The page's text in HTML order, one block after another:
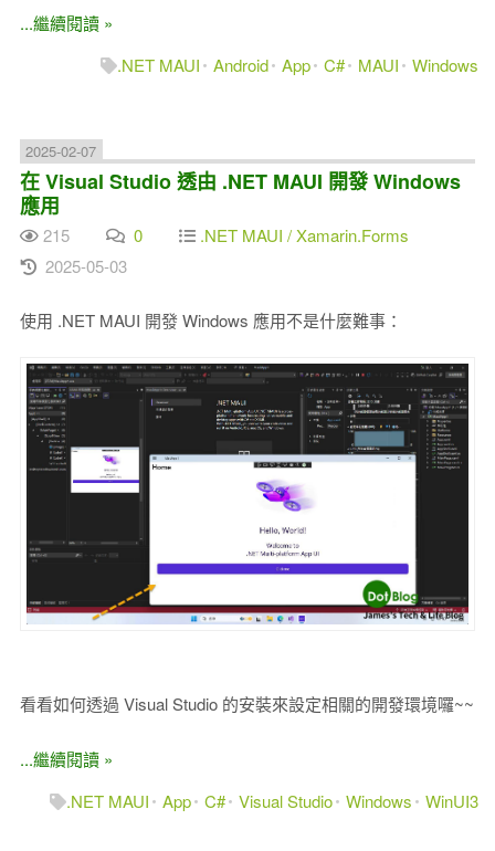
...繼續閱讀 »
.NET MAUI
Android App C# MAUI Windows
2025-02-07
在 Visual Studio 透由 .NET MAUI 開發 Windows
應用
215 0
.NET MAUI / Xamarin.Forms
2025-05-03
使用 .NET MAUI 開發 Windows 應用不是什麼難事：
看看如何透過 Visual Studio 的安裝來設定相關的開發環境囉~~
...繼續閱讀 »
.NET MAUI
App C# Visual Studio Windows WinUI3